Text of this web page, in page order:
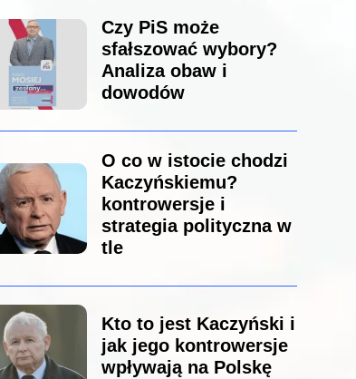
Czy PiS może
sfałszować wybory?
Analiza obaw i
dowodów
O co w istocie chodzi
Kaczyńskiemu?
kontrowersje i
strategia polityczna w
tle
Kto to jest Kaczyński i
jak jego kontrowersje
wpływają na Polskę